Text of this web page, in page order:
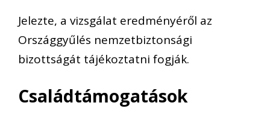
Jelezte, a vizsgálat eredményéről az
Országgyűlés nemzetbiztonsági
bizottságát tájékoztatni fogják.
Családtámogatások